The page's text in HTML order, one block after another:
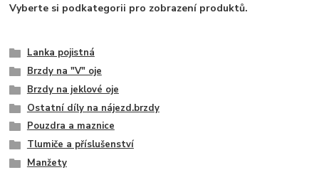
Vyberte si podkategorii pro zobrazení produktů.
Lanka pojistná
Brzdy na "V" oje
Brzdy na jeklové oje
Ostatní díly na nájezd.brzdy
Pouzdra a maznice
Tlumiče a příslušenství
Manžety